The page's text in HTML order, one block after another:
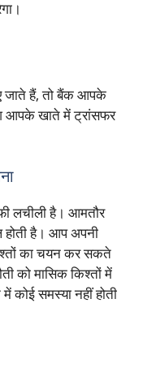
जाते हैं, तो बैंक आपके
आपके खाते में ट्रांसफर
लचीली है। आमतौर
है। आप अपनी
का चयन कर सकते
को मासिक किश्तों में
समस्या नहीं होती